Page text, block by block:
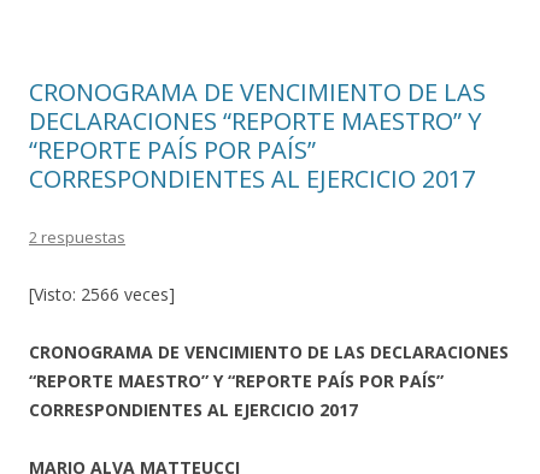
CRONOGRAMA DE VENCIMIENTO DE LAS
DECLARACIONES “REPORTE MAESTRO” Y
“REPORTE PAÍS POR PAÍS”
CORRESPONDIENTES AL EJERCICIO 2017
2 respuestas
[Visto: 2566 veces]
CRONOGRAMA DE VENCIMIENTO DE LAS DECLARACIONES
“REPORTE MAESTRO” Y “REPORTE PAÍS POR PAÍS”
CORRESPONDIENTES AL EJERCICIO 2017
MARIO ALVA MATTEUCCI